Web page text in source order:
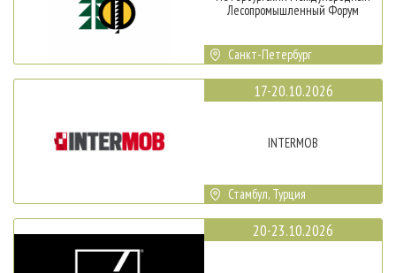
Лесопромышленный Форум
Санкт-Петербург
17-20.10.2026
INTERMOB
Стамбул, Турция
20-23.10.2026